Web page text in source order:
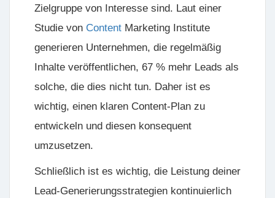
Zielgruppe von Interesse sind. Laut einer
Studie von Content Marketing Institute
generieren Unternehmen, die regelmäßig
Inhalte veröffentlichen, 67 % mehr Leads als
solche, die dies nicht tun. Daher ist es
wichtig, einen klaren Content-Plan zu
entwickeln und diesen konsequent
umzusetzen.
Schließlich ist es wichtig, die Leistung deiner
Lead-Generierungsstrategien kontinuierlich